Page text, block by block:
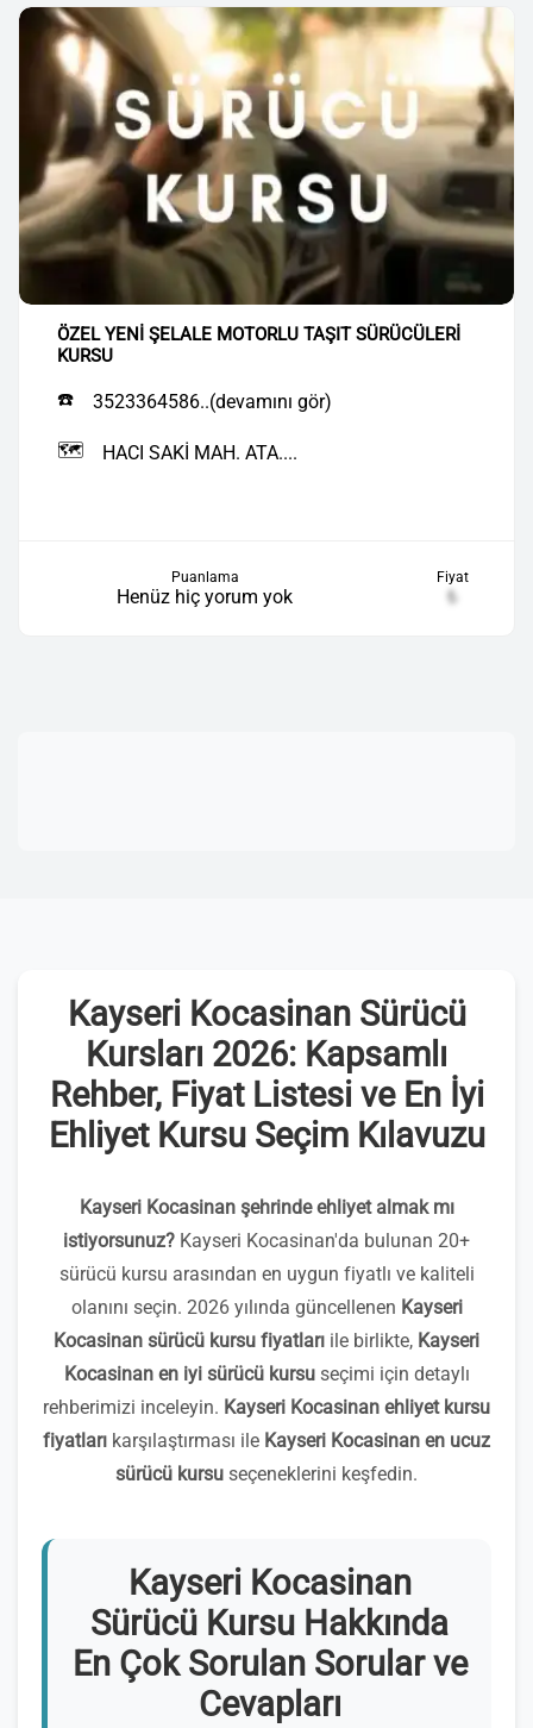
ÖZEL YENİ ŞELALE MOTORLU TAŞIT SÜRÜCÜLERİ
KURSU
☎️ 3523364586..(devamını gör)
🗺️ HACI SAKİ MAH. ATA....
Puanlama
Henüz hiç yorum yok
Fiyat
₺
Kayseri Kocasinan Sürücü
Kursları 2026: Kapsamlı
Rehber, Fiyat Listesi ve En İyi
Ehliyet Kursu Seçim Kılavuzu
Kayseri Kocasinan şehrinde ehliyet almak mı
istiyorsunuz? Kayseri Kocasinan'da bulunan 20+
sürücü kursu arasından en uygun fiyatlı ve kaliteli
olanını seçin. 2026 yılında güncellenen Kayseri
Kocasinan sürücü kursu fiyatları ile birlikte, Kayseri
Kocasinan en iyi sürücü kursuseçimi için detaylı
rehberimizi inceleyin. Kayseri Kocasinan ehliyet kursu
fiyatları karşılaştırması ile Kayseri Kocasinan en ucuz
sürücü kursu seçeneklerini keşfedin.
Kayseri Kocasinan
Sürücü Kursu Hakkında
En Çok Sorulan Sorular ve
Cevapları